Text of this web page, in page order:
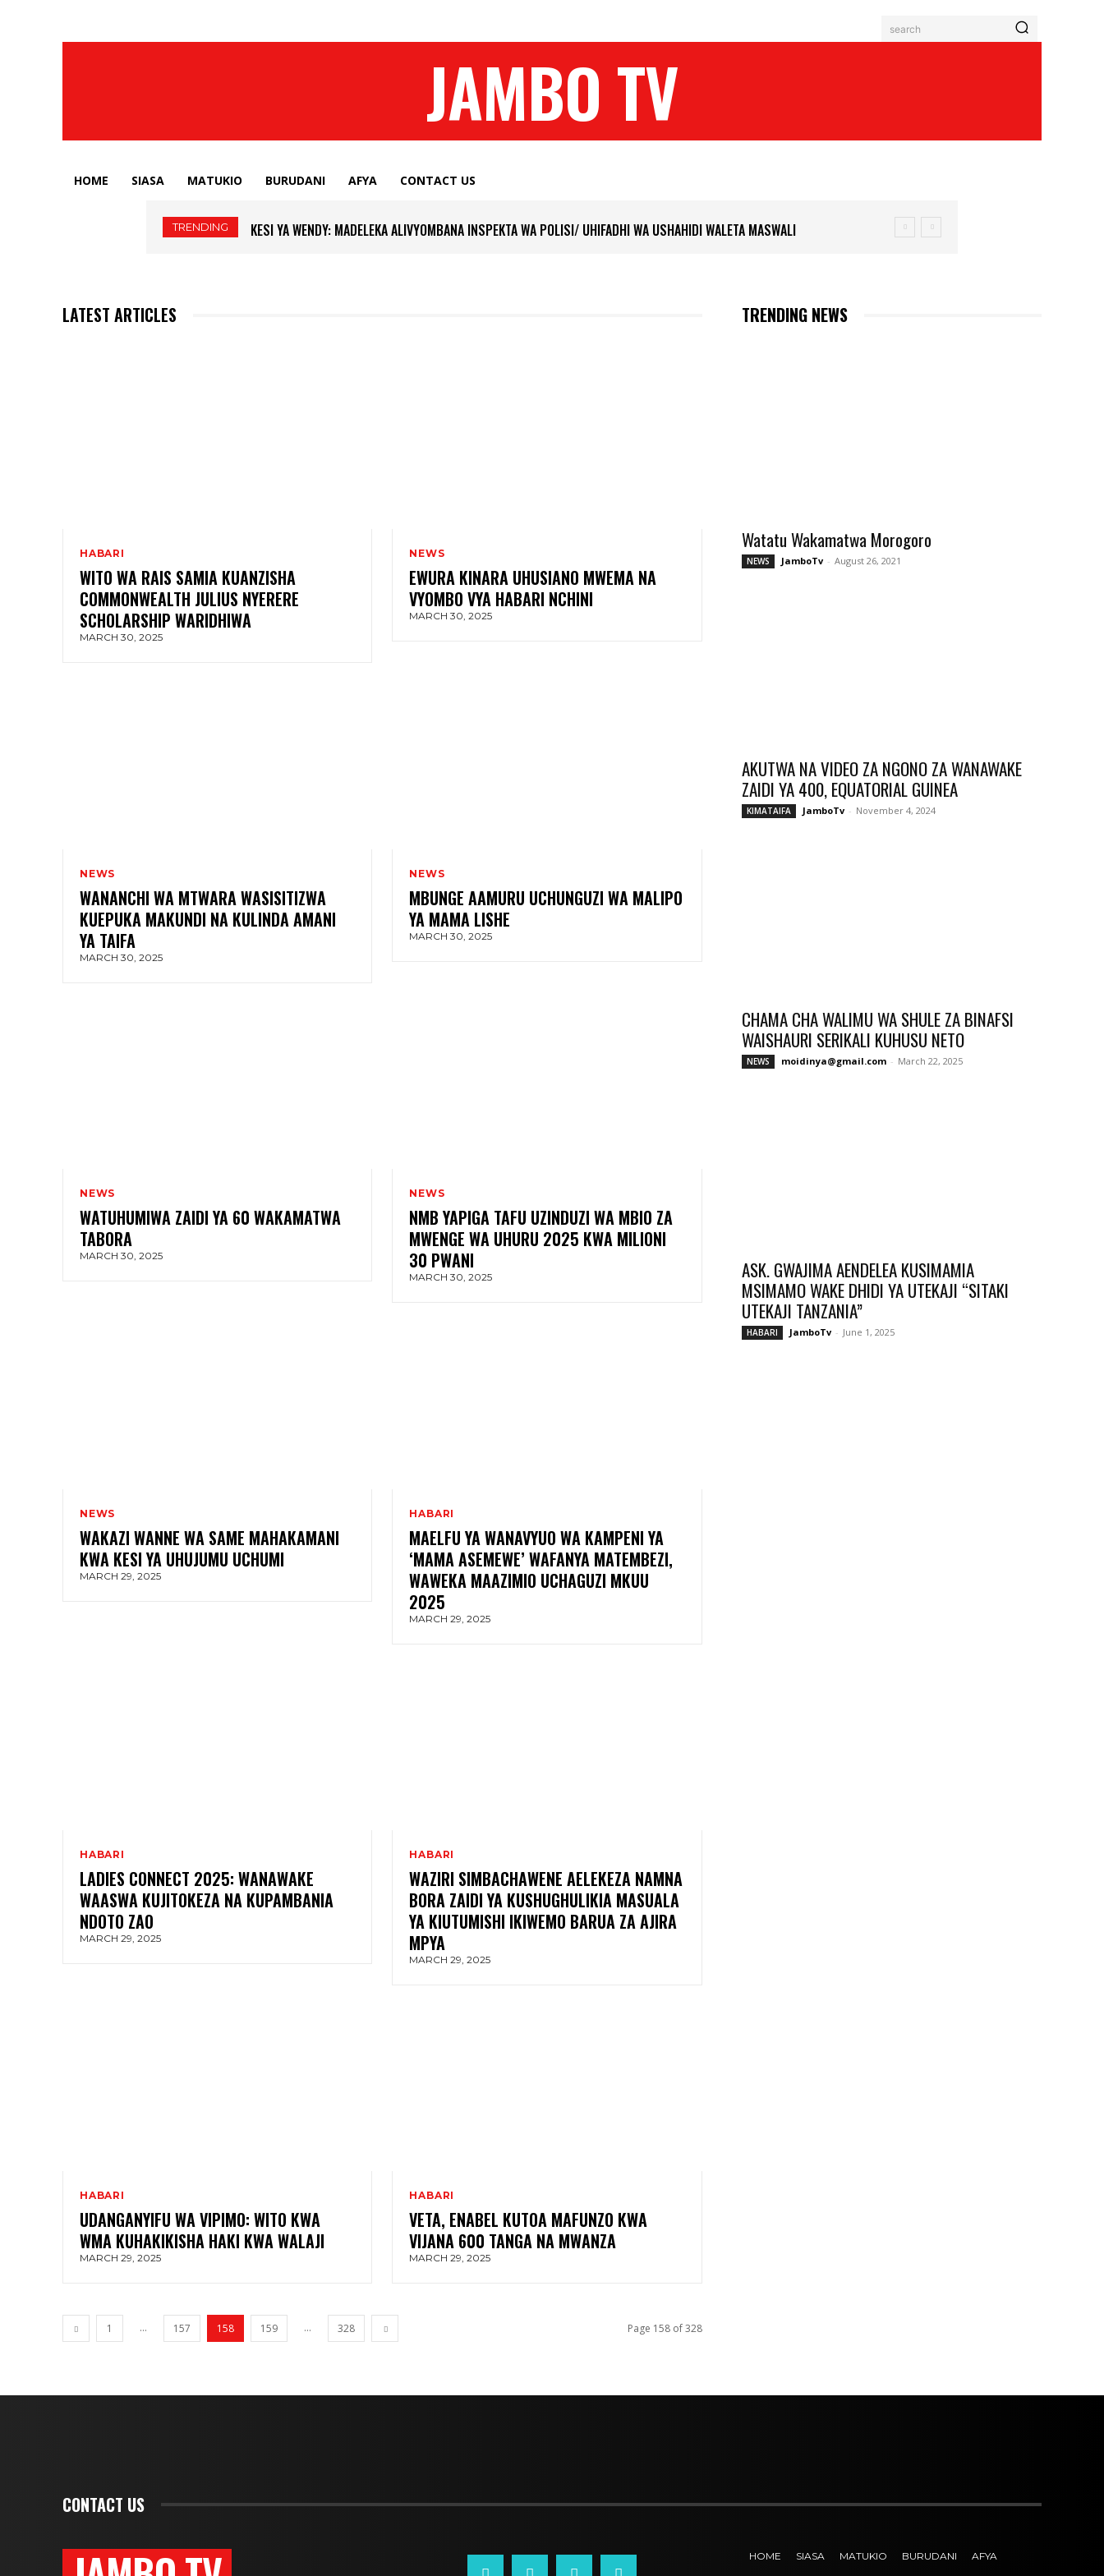
search
JAMBO TV
HOME SIASA MATUKIO BURUDANI AFYA CONTACT US
TRENDING KESI YA WENDY: MADELEKA ALIVYOMBANA INSPEKTA WA POLISI/ UHIFADHI WA USHAHIDI WALETA MASWALI
LATEST ARTICLES
HABARI
WITO WA RAIS SAMIA KUANZISHA
COMMONWEALTH JULIUS NYERERE
SCHOLARSHIP WARIDHIWA
MARCH 30, 2025
NEWS
EWURA KINARA UHUSIANO MWEMA NA
VYOMBO VYA HABARI NCHINI
MARCH 30, 2025
NEWS
WANANCHI WA MTWARA WASISITIZWA
KUEPUKA MAKUNDI NA KULINDA AMANI
YA TAIFA
MARCH 30, 2025
NEWS
MBUNGE AAMURU UCHUNGUZI WA MALIPO
YA MAMA LISHE
MARCH 30, 2025
NEWS
WATUHUMIWA ZAIDI YA 60 WAKAMATWA
TABORA
MARCH 30, 2025
NEWS
NMB YAPIGA TAFU UZINDUZI WA MBIO ZA
MWENGE WA UHURU 2025 KWA MILIONI
30 PWANI
MARCH 30, 2025
NEWS
WAKAZI WANNE WA SAME MAHAKAMANI
KWA KESI YA UHUJUMU UCHUMI
MARCH 29, 2025
HABARI
MAELFU YA WANAVYUO WA KAMPENI YA
‘MAMA ASEMEWE’ WAFANYA MATEMBEZI,
WAWEKA MAAZIMIO UCHAGUZI MKUU
2025
MARCH 29, 2025
HABARI
LADIES CONNECT 2025: WANAWAKE
WAASWA KUJITOKEZA NA KUPAMBANIA
NDOTO ZAO
MARCH 29, 2025
HABARI
WAZIRI SIMBACHAWENE AELEKEZA NAMNA
BORA ZAIDI YA KUSHUGHULIKIA MASUALA
YA KIUTUMISHI IKIWEMO BARUA ZA AJIRA
MPYA
MARCH 29, 2025
HABARI
UDANGANYIFU WA VIPIMO: WITO KWA
WMA KUHAKIKISHA HAKI KWA WALAJI
MARCH 29, 2025
HABARI
VETA, ENABEL KUTOA MAFUNZO KWA
VIJANA 600 TANGA NA MWANZA
MARCH 29, 2025
1 ... 157 158 159 ... 328 Page 158 of 328
TRENDING NEWS
Watatu Wakamatwa Morogoro
NEWS JamboTv - August 26, 2021
AKUTWA NA VIDEO ZA NGONO ZA WANAWAKE
ZAIDI YA 400, EQUATORIAL GUINEA
KIMATAIFA JamboTv - November 4, 2024
CHAMA CHA WALIMU WA SHULE ZA BINAFSI
WAISHAURI SERIKALI KUHUSU NETO
NEWS moidinya@gmail.com - March 22, 2025
ASK. GWAJIMA AENDELEA KUSIMAMIA
MSIMAMO WAKE DHIDI YA UTEKAJI “SITAKI
UTEKAJI TANZANIA”
HABARI JamboTv - June 1, 2025
CONTACT US
HOME SIASA MATUKIO BURUDANI AFYA